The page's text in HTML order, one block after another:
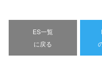
ES一覧
に戻る